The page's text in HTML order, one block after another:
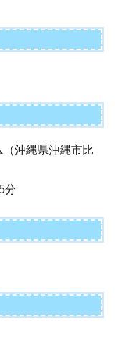
沖縄県沖縄市比
分